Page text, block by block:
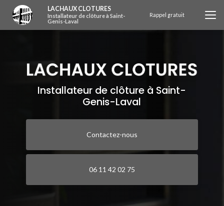
contenu
principal
LACHAUX CLOTURES
Installateur de clôture à Saint-
Genis-Laval
Rappel gratuit
Installateur de clôture à Saint-
Genis-Laval
Contactez-nous
06 11 42 02 75